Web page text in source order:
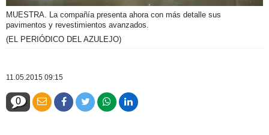
MUESTRA. La compañía presenta ahora con más detalle sus
pavimentos y revestimientos avanzados.
(EL PERIÓDICO DEL AZULEJO)
11.05.2015 09:15
0